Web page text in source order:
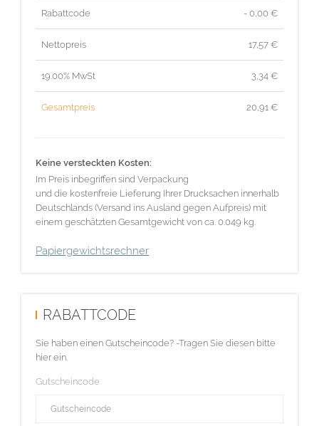
Rabattcode - 0,00 €
Nettopreis 17,57 €
19.00% MwSt 3,34 €
Gesamtpreis 20,91 €
Keine versteckten Kosten:
Im Preis inbegriffen sind Verpackung
und die kostenfreie Lieferung Ihrer Drucksachen innerhalb
Deutschlands (Versand ins Ausland gegen Aufpreis) mit
einem geschätzten Gesamtgewicht von ca. 0.049 kg.
Papiergewichtsrechner
RABATTCODE
Sie haben einen Gutscheincode? -Tragen Sie diesen bitte
hier ein.
Gutscheincode